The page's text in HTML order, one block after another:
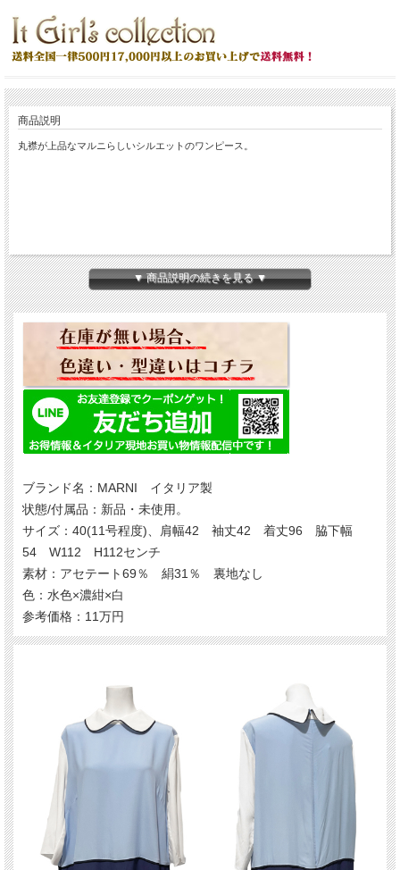
マルニ 七分袖 シルクワンピース ブルー #40
MARNI
商品説明
丸襟が上品なマルニらしいシルエットのワンピース。
▼ 商品説明の続きを見る ▼
ブランド名：MARNI イタリア製
状態/付属品：新品・未使用。
サイズ：40(11号程度)、肩幅42 袖丈42 着丈96 脇下幅
54 W112 H112センチ
素材：アセテート69％ 絹31％ 裏地なし
色：水色×濃紺×白
参考価格：11万円